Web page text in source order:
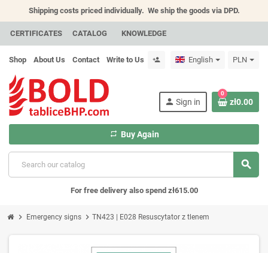
Shipping costs priced individually. We ship the goods via DPD.
CERTIFICATES CATALOG KNOWLEDGE
Shop About Us Contact Write to Us person_add English PLN
search
person Sign in
repeat Buy Again
0
zł0.00
For free delivery also spend zł615.00
chevron_right Emergency signs chevron_right TN423 | E028 Resuscytator z tlenem